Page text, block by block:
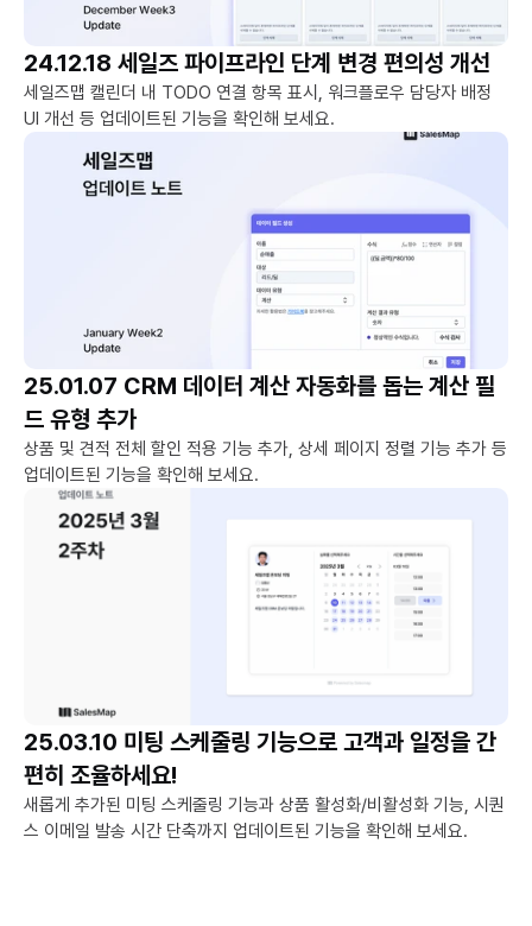
24.12.18 세일즈 파이프라인 단계 변경 편의성 개선
세일즈맵 캘린더 내 TODO 연결 항목 표시, 워크플로우 담당자 배정
UI 개선 등 업데이트된 기능을 확인해 보세요.
25.01.07 CRM 데이터 계산 자동화를 돕는 계산 필
드 유형 추가
상품 및 견적 전체 할인 적용 기능 추가, 상세 페이지 정렬 기능 추가 등
업데이트된 기능을 확인해 보세요.
25.03.10 미팅 스케줄링 기능으로 고객과 일정을 간
편히 조율하세요!
새롭게 추가된 미팅 스케줄링 기능과 상품 활성화/비활성화 기능, 시퀀
스 이메일 발송 시간 단축까지 업데이트된 기능을 확인해 보세요.